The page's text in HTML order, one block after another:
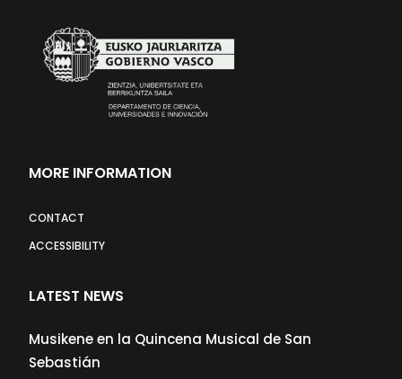
MORE INFORMATION
CONTACT
ACCESSIBILITY
LATEST NEWS
Musikene en la Quincena Musical de San
Sebastián